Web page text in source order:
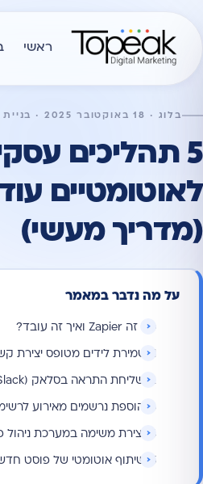
ראשי
בלוג · 18 באוקטובר 2025 · בניית אתרים
5 תהליכים
(מדריך מעשי)
על מה נדבר במאמר
מה זה Zapier ואיך זה עובד?
1. שמירת לידים מטופס יצירת קשר לגוגל שיטס (Google Sheets)
2. שליחת התראה בסלאק (Slack) על לקוח חדש
3. הוספת נרשמים מאירוע לרשימת דיוור
4. יצירת משימה במערכת ניהול פרויקטים מתוך מייל
5. שיתוף אוטומטי של פוסט חדש בבלוג לרשתות חברתיות